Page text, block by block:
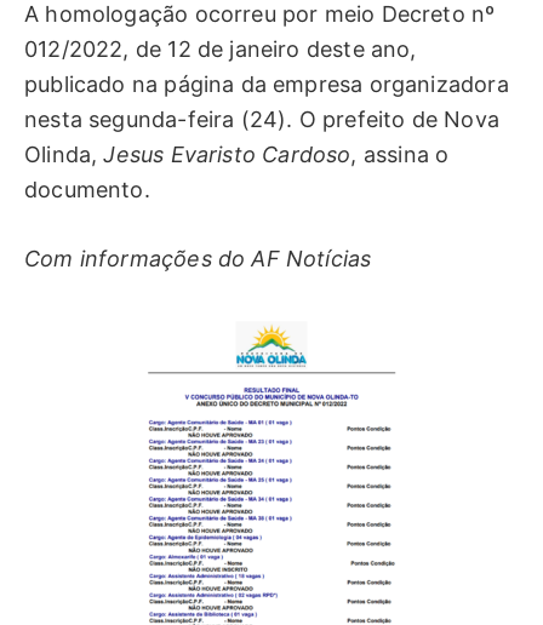
A homologação ocorreu por meio Decreto nº
012/2022, de 12 de janeiro deste ano,
publicado na página da empresa organizadora
nesta segunda-feira (24). O prefeito de Nova
Olinda,Jesus Evaristo Cardoso, assina o
documento.
Com informações do AF Notícias